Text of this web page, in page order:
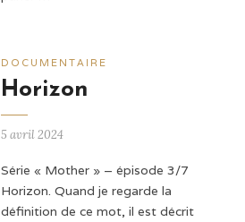
DOCUMENTAIRE
Horizon
5 avril 2024
Série « Mother » – épisode 3/7
Horizon. Quand je regarde la
définition de ce mot, il est décrit